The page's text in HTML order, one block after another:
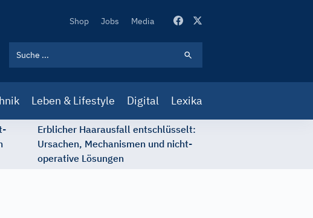
Secondary
Shop Jobs Media
Leben & Lifestyle Digital Lexika
Erblicher Haarausfall entschlüsselt:
Ursachen, Mechanismen und nicht-
operative Lösungen